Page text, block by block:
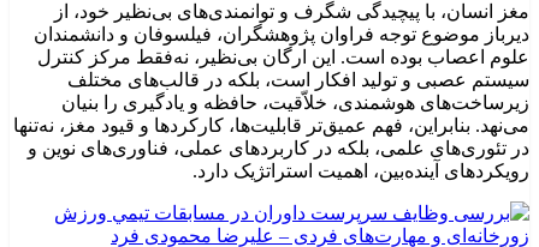
مغز انسان، با پیچیدگی شگرف و توانمندی‌های بی‌نظیر خود، از
دیرباز موضوع توجه فراوان پژوهشگران، فیلسوفان و دانشمندان
علوم اعصاب بوده است. این ارگان بی‌نظیر، نه‌فقط مرکز کنترل
سیستم عصبی و تولید افکار است، بلکه در قالب‌های مختلف
زیرساخت‌های هوشمندی، خلاّقیت، حافظه و یادگیری را بنیان
می‌نهد. بنابراین، فهم عمیق‌تر قابلیت‌ها، کارکردها و قیود مغز، نه‌تنها
در تئوری‌های علمی، بلکه در کاربردهای عملی، فناوری‌های نوین و
رویکردهای آینده‌بین، اهمیت استراتژیک دارد.